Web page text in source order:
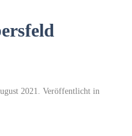
2021. Veröffentlicht in